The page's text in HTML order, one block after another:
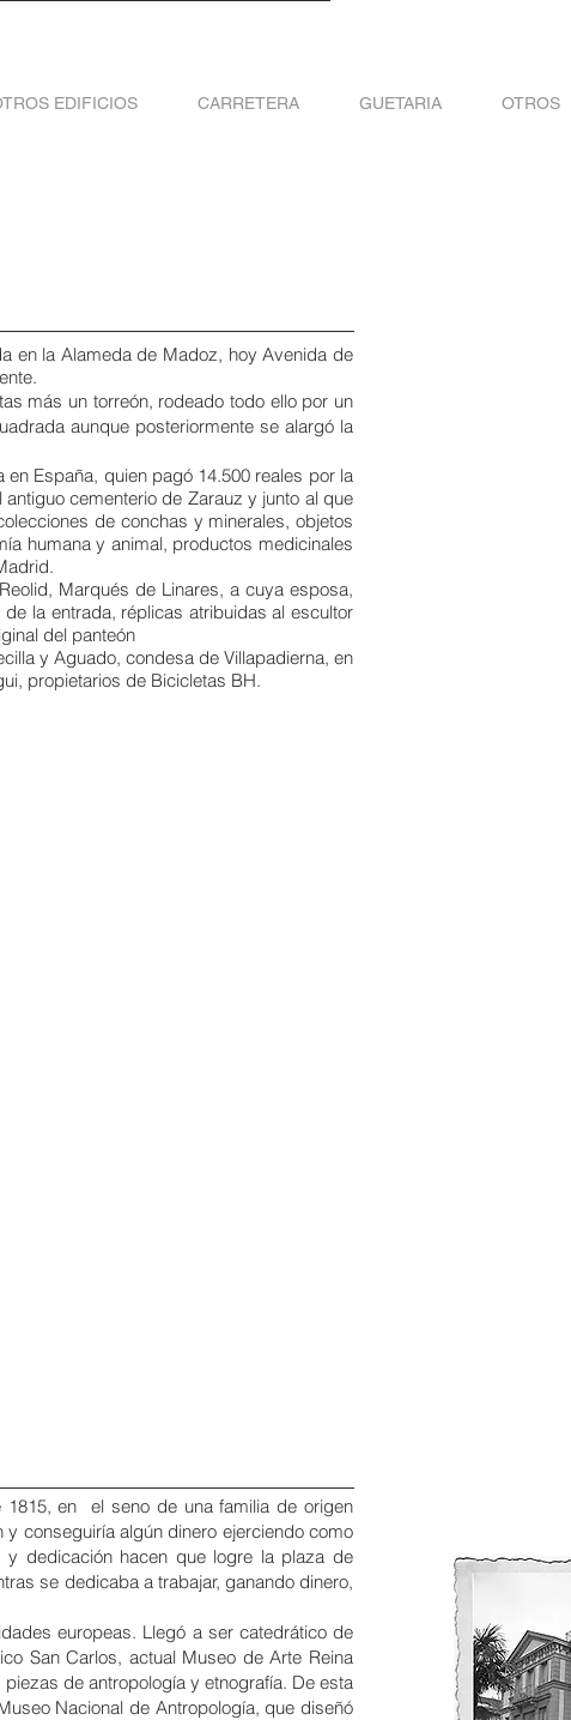
EDIFICIOS CARRETERA GUETARIA OTROS
en la Alameda de Madoz, hoy Avenida de
más un torreón, rodeado todo ello por un
aunque posteriormente se alargó la
España, quien pagó 14.500 reales por la
cementerio de Zarauz y junto al que
de conchas y minerales, objetos
humana y animal, productos medicinales
Marqués de Linares, a cuya esposa,
la entrada, réplicas atribuidas al escultor
del panteón
y Aguado, condesa de Villapadierna, en
propietarios de Bicicletas BH.
1815, en el seno de una familia de origen
y conseguiría algún dinero ejerciendo como
dedicación hacen que logre la plaza de
se dedicaba a trabajar, ganando dinero,
europeas. Llegó a ser catedrático de
San Carlos, actual Museo de Arte Reina
piezas de antropologíay etnografía. De esta
Nacional de Antropología, que diseñó